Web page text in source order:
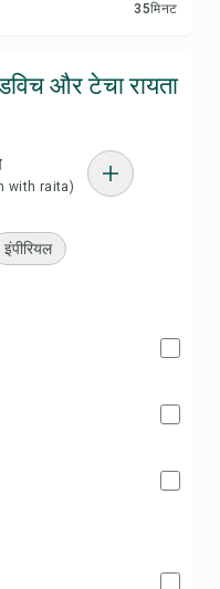
35मिनट
और टेचा रायता
with raita)
इंपीरियल